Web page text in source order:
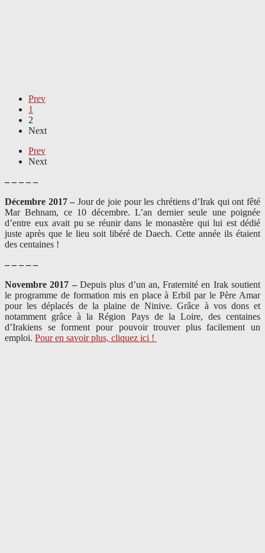
Prev
1
2
Next
Prev
Next
– – – – –
Décembre 2017 – Jour de joie pour les chrétiens d’Irak qui ont fêté
Mar Behnam, ce 10 décembre. L’an dernier seule une poignée
d’entre eux avait pu se réunir dans le monastère qui lui est dédié
juste après que le lieu soit libéré de Daech. Cette année ils étaient
des centaines !
– – – – –
Novembre 2017 – Depuis plus d’un an, Fraternité en Irak soutient
le programme de formation mis en place à Erbil par le Père Amar
pour les déplacés de la plaine de Ninive. Grâce à vos dons et
notamment grâce à la Région Pays de la Loire, des centaines
d’Irakiens se forment pour pouvoir trouver plus facilement un
emploi. Pour en savoir plus, cliquez ici !